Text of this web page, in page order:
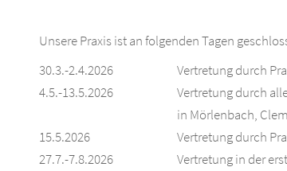
Unsere Praxis ist an folgenden Tagen
30.3.-2.4.2026
Vertretung durch
4.5.-13.5.2026
Vertretung durch
in Mörlenbach,
15.5.2026
Vertretung durch
27.7.-7.8.2026
Vertretung in der